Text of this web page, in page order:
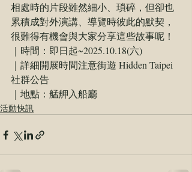
相處時的片段雖然細小、瑣碎，但卻也
累積成對外演講、導覽時彼此的默契，
很難得有機會與大家分享這些故事呢！
｜時間：即日起~2025.10.18(六)
｜詳細開展時間注意街遊 Hidden Taipei
社群公告
｜地點：艋舺入船廳
活動快訊